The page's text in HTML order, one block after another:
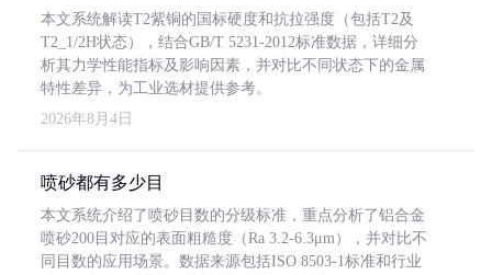
本文系统解读T2紫铜的国标硬度和抗拉强度（包括T2及
T2_1/2H状态），结合GB/T 5231-2012标准数据，详细分
析其力学性能指标及影响因素，并对比不同状态下的金属
特性差异，为工业选材提供参考。
2026年8月4日
喷砂都有多少目
本文系统介绍了喷砂目数的分级标准，重点分析了铝合金
喷砂200目对应的表面粗糙度（Ra 3.2-6.3μm），并对比不
同目数的应用场景。数据来源包括ISO 8503-1标准和行业